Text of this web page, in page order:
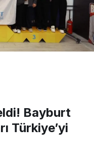
Bayburt
Türkiye’yi